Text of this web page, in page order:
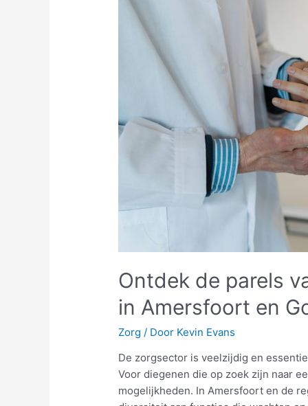
Ontdek de parels
in Amersfoort en
Zorg / Door Kevin Evans
De zorgsector is veelzijdig en
Voor diegenen die op zoek zijn naar
mogelijkheden. In Amersfoort en de